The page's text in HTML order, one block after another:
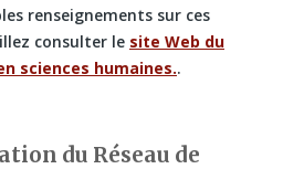
renseignements sur ces
consulter le site Web du
sciences humaines..
du Réseau de